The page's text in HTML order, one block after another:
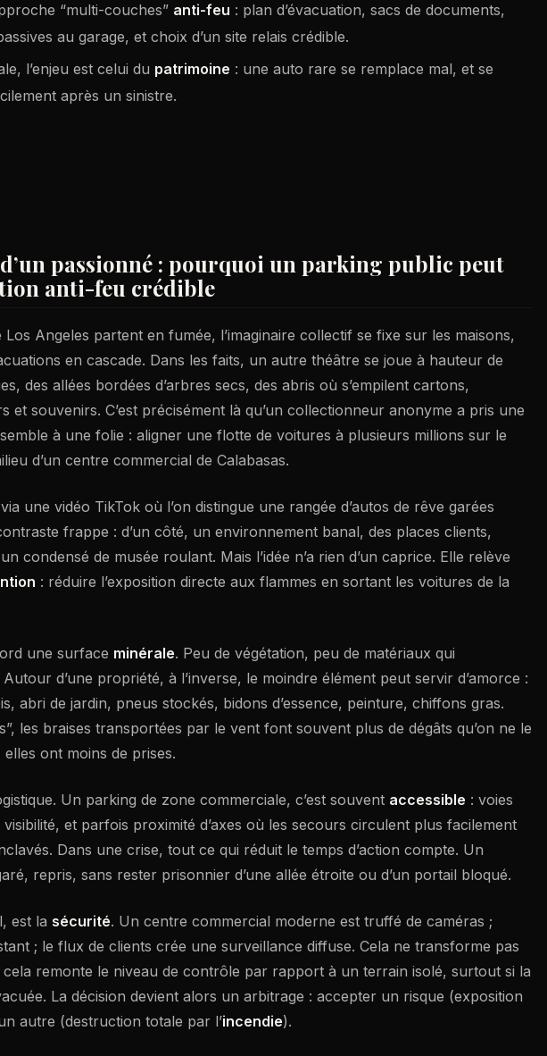
“multi-couches” anti-feu : plan d’évacuation, sacs de documents,
au garage, et choix d’un site relais crédible.
l’enjeu est celui du patrimoine : une auto rare se remplace mal, et se
après un sinistre.
passionné : pourquoi un parking public peut
anti-feu crédible
Angeles partent en fumée, l’imaginaire collectif se fixe sur les maisons,
en cascade. Dans les faits, un autre théâtre se joue à hauteur de
des allées bordées d’arbres secs, des abris où s’empilent cartons,
et souvenirs. C’est précisément là qu’un collectionneur anonyme a pris une
à une folie : aligner une flotte de voitures à plusieurs millions sur le
d’un centre commercial de Calabasas.
une vidéo TikTok où l’on distingue une rangée d’autos de rêve garées
frappe : d’un côté, un environnement banal, des places clients,
condensé de musée roulant. Mais l’idée n’a rien d’un caprice. Elle relève
: réduire l’exposition directe aux flammes en sortant les voitures de la
une surface minérale. Peu de végétation, peu de matériaux qui
Autour d’une propriété, à l’inverse, le moindre élément peut servir d’amorce :
abri de jardin, pneus stockés, bidons d’essence, peinture, chiffons gras.
les braises transportées par le vent font souvent plus de dégâts qu’on ne le
ont moins de prises.
Un parking de zone commerciale, c’est souvent accessible : voies
et parfois proximité d’axes où les secours circulent plus facilement
Dans une crise, tout ce qui réduit le temps d’action compte. Un
repris, sans rester prisonnier d’une allée étroite ou d’un portail bloqué.
est la sécurité. Un centre commercial moderne est truffé de caméras ;
; le flux de clients crée une surveillance diffuse. Cela ne transforme pas
remonte le niveau de contrôle par rapport à un terrain isolé, surtout si la
La décision devient alors un arbitrage : accepter un risque (exposition
autre (destruction totale par l’incendie).